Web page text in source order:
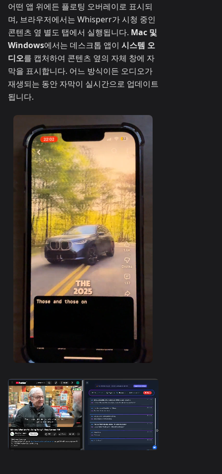
어떤 앱 위에든 플로팅 오버레이로 표시되
며, 브라우저에서는 Whisperr가 시청 중인
콘텐츠 옆 별도 탭에서 실행됩니다. Mac 및
Windows에서는 데스크톱 앱이 시스템 오
디오를 캡처하여 콘텐츠 옆의 자체 창에 자
막을 표시합니다. 어느 방식이든 오디오가
재생되는 동안 자막이 실시간으로 업데이트
됩니다.